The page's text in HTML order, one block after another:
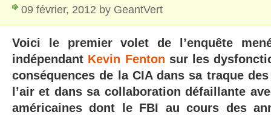
09 février, 2012 by GeantVert
Voici le premier volet de l’enquête
indépendant Kevin Fenton sur les
conséquences de la CIA dans sa traque
l’air et dans sa collaboration défaillante
américaines dont le FBI au cours des